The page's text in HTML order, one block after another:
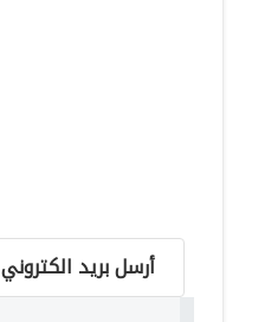
أرسل بريد الكتروني